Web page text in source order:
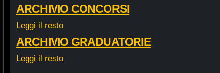
ARCHIVIO CONCORSI
Leggi il resto
ARCHIVIO GRADUATORIE
Leggi il resto